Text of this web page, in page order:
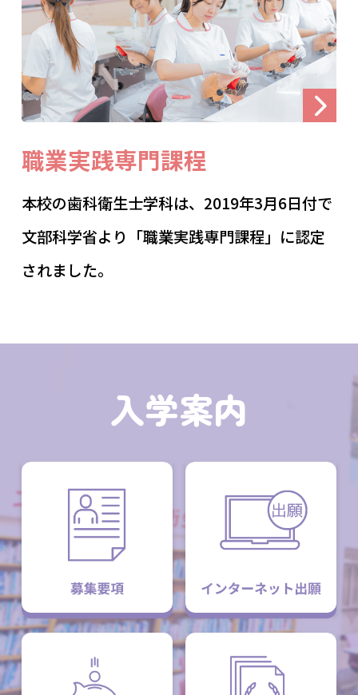
職業実践専門課程
本校の歯科衛生士学科は、2019年3月6日付で
文部科学省より「職業実践専門課程」に認定
されました。
入学案内